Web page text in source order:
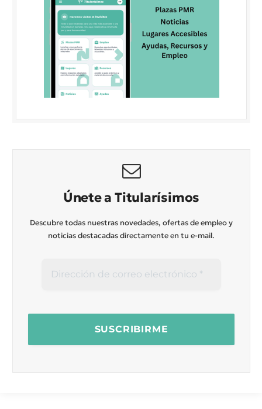
Únete a Titularísimos
Descubre todas nuestras novedades, ofertas de empleo y
noticias destacadas directamente en tu e-mail.